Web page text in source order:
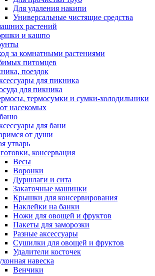
Для удаления накипи
Универсальные чистящие средства
растений
и кашпо
за комнатными растениями
питомцев
поездок
для пикника
для пикника
термосумки и сумки-холодильники
насекомых
для бани
от души
утварь
консервация
Весы
Воронки
Дуршлаги и сита
Закаточные машинки
Крышки для консервирования
Наклейки на банки
Ножи для овощей и фруктов
Пакеты для заморозки
Разные аксессуары
Сушилки для овощей и фруктов
Удалители косточек
навеска
Венчики